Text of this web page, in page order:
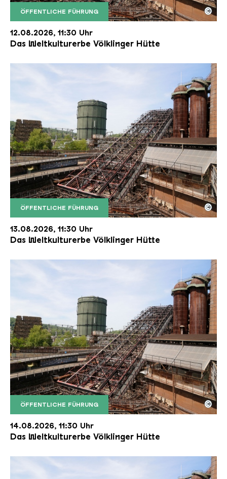
ÖFFENTLICHE FÜHRUNG
Der Erzschrägaufzug der Völklinger Hütte mit
Copyright: Weltkulturerbe Völklinger Hütte | Karl
©
12.08.2026, 11:30 Uhr
Das Weltkulturerbe Völklinger Hütte
ÖFFENTLICHE FÜHRUNG
Der Erzschrägaufzug der Völklinger Hütte mit
Copyright: Weltkulturerbe Völklinger Hütte | Karl
©
13.08.2026, 11:30 Uhr
Das Weltkulturerbe Völklinger Hütte
ÖFFENTLICHE FÜHRUNG
Der Erzschrägaufzug der Völklinger Hütte mit
Copyright: Weltkulturerbe Völklinger Hütte | Karl
©
14.08.2026, 11:30 Uhr
Das Weltkulturerbe Völklinger Hütte